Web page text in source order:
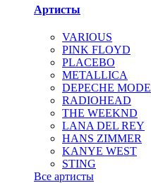
Артисты
VARIOUS
PINK FLOYD
PLACEBO
METALLICA
DEPECHE MODE
RADIOHEAD
THE WEEKND
LANA DEL REY
HANS ZIMMER
KANYE WEST
STING
Все артисты